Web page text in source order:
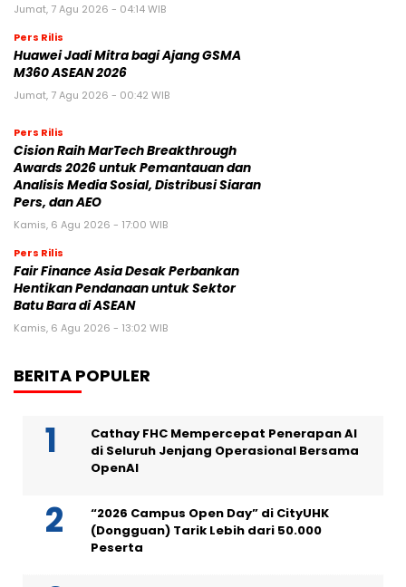
Jumat, 7 Agu 2026 - 04:14 WIB
Pers Rilis
Huawei Jadi Mitra bagi Ajang GSMA
M360 ASEAN 2026
Jumat, 7 Agu 2026 - 00:42 WIB
Pers Rilis
Cision Raih MarTech Breakthrough
Awards 2026 untuk Pemantauan dan
Analisis Media Sosial, Distribusi Siaran
Pers, dan AEO
Kamis, 6 Agu 2026 - 17:00 WIB
Pers Rilis
Fair Finance Asia Desak Perbankan
Hentikan Pendanaan untuk Sektor
Batu Bara di ASEAN
Kamis, 6 Agu 2026 - 13:02 WIB
BERITA POPULER
Cathay FHC Mempercepat Penerapan AI
di Seluruh Jenjang Operasional Bersama
OpenAI
“2026 Campus Open Day” di CityUHK
(Dongguan) Tarik Lebih dari 50.000
Peserta